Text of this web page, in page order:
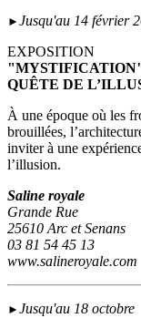
► Jusqu'au 14 février
EXPOSITION
QUÊTE DE
À une époque où les
brouillées,
inviter à une
l’illusion.
Saline royale
Grande Rue
25610 Arc et Senans
03 81 54 45 13
www.salineroyale.com
► Jusqu'au 18 octobre